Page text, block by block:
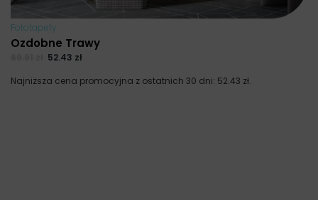
Fototapety
Ozdobne Trawy
52.43 zł
Najniższa cena promocyjna z ostatnich 30 dni: 52.43 zł.